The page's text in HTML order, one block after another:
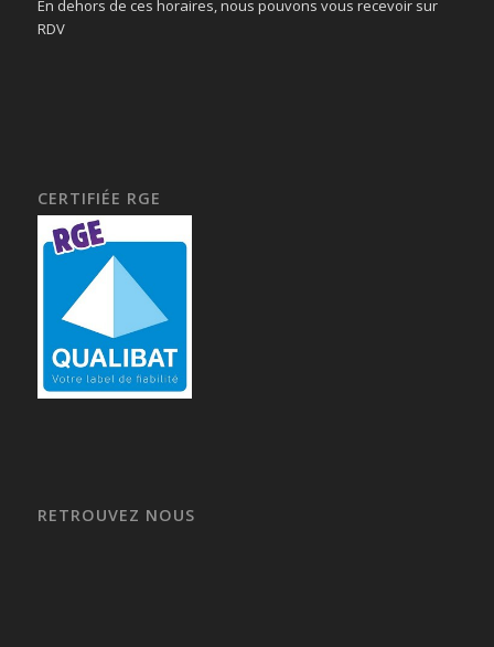
En dehors de ces horaires, nous pouvons vous recevoir sur
RDV
CERTIFIÉE RGE
RETROUVEZ NOUS